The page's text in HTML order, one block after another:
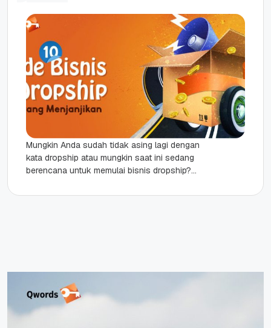
Mungkin Anda sudah tidak asing lagi dengan
kata dropship atau mungkin saat ini sedang
berencana untuk memulai bisnis dropship?